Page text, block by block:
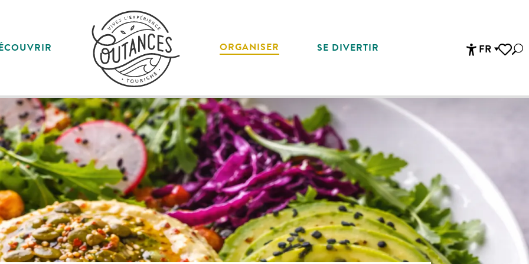
FR
ORGANISER SE DIVERTIR